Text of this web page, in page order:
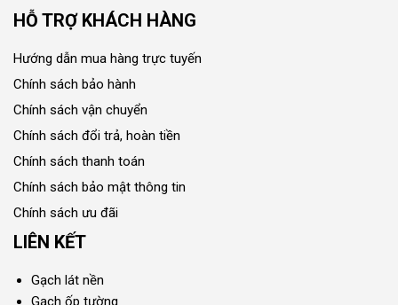
HỖ TRỢ KHÁCH HÀNG
Hướng dẫn mua hàng trực tuyến
Chính sách bảo hành
Chính sách vận chuyển
Chính sách đổi trả, hoàn tiền
Chính sách thanh toán
Chính sách bảo mật thông tin
Chính sách ưu đãi
LIÊN KẾT
Gạch lát nền
Gạch ốp tường